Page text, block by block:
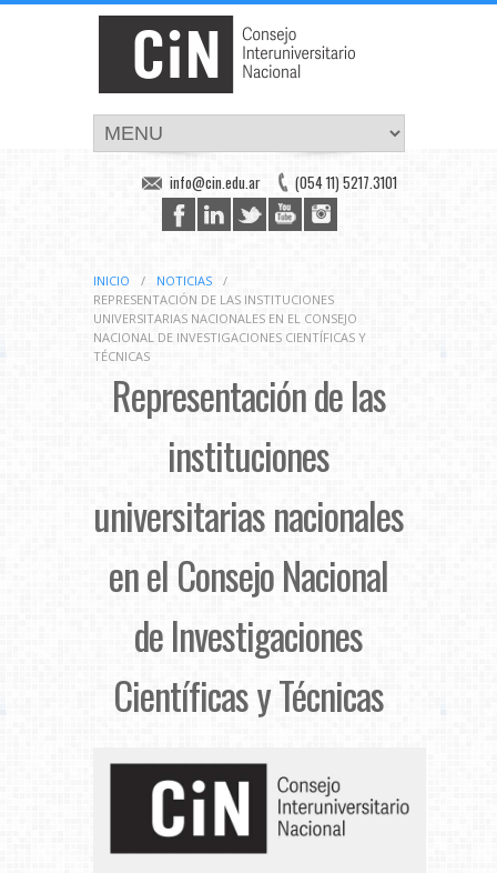
(054 11) 5217.3101
info@cin.edu.ar
INICIO / NOTICIAS
/
REPRESENTACIÓN DE LAS INSTITUCIONES
UNIVERSITARIAS NACIONALES EN EL CONSEJO
NACIONAL DE INVESTIGACIONES CIENTÍFICAS Y
TÉCNICAS
Representación de las
instituciones
universitarias nacionales
en el Consejo Nacional
de Investigaciones
Científicas y Técnicas